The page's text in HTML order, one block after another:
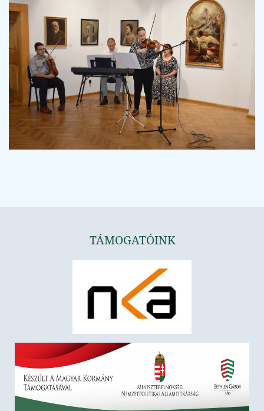
TÁMOGATÓINK